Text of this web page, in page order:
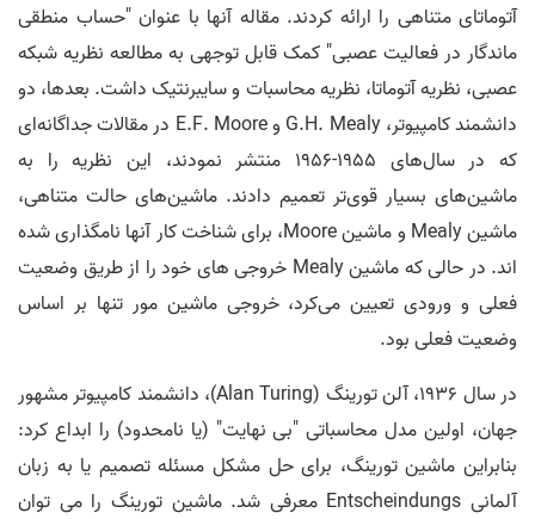
آتوماتای ​​متناهی را ارائه کردند. مقاله آنها با عنوان "حساب منطقی
ماندگار در فعالیت عصبی" کمک قابل توجهی به مطالعه نظریه شبکه
عصبی، نظریه آتوماتا، نظریه محاسبات و سایبرنتیک داشت. بعدها، دو
دانشمند کامپیوتر، G.H. Mealy و E.F. Moore در مقالات جداگانه‌ای
که در سال‌های 1955-1956 منتشر نمودند، این نظریه را به
ماشین‌های بسیار قوی‌تر تعمیم دادند. ماشین‌های حالت متناهی،
ماشین Mealy و ماشین Moore، برای شناخت کار آنها نامگذاری شده
اند. در حالی که ماشین Mealy خروجی های خود را از طریق وضعیت
فعلی و ورودی تعیین می‌کرد، خروجی ماشین مور تنها بر اساس
وضعیت فعلی بود.
در سال 1936، آلن تورینگ (Alan Turing)، دانشمند کامپیوتر مشهور
جهان، اولین مدل محاسباتی "بی نهایت" (یا نامحدود) را ابداع کرد:
بنابراین ماشین تورینگ، برای حل مشکل مسئله تصمیم یا به زبان
آلمانی Entscheindungs معرفی شد. ماشین تورینگ را می توان